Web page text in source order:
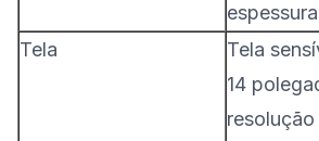
espessura
Tela
Tela
14